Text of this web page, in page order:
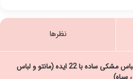
نظرها
تزیین لباس مشکی ساده با 22 ایده (مانتو و لباس